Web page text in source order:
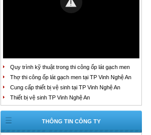
Quy trình kỹ thuật trong thi công ốp lát gạch men
Thợ thi công ốp lát gạch men tại TP Vinh Nghệ An
Cung cấp thiết bị vệ sinh tại TP Vinh Nghệ An
Thiết bị vệ sinh TP Vinh Nghệ An
THÔNG TIN CÔNG TY